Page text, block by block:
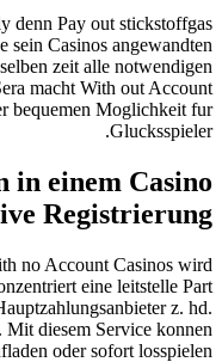
denn Pay out stickstoffgas
sein Casinos angewandten
zeit alle notwendigen
macht With out Account
bequemen Moglichkeit fur
Glucksspieler.
in einem Casino
Registrierung
no Account Casinos wird
eine leitstelle Part
z. hd.
diesem Service konnen
oder sofort losspielen.